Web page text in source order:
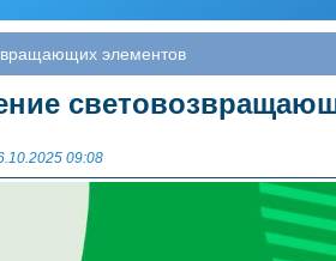
элементов
09:08